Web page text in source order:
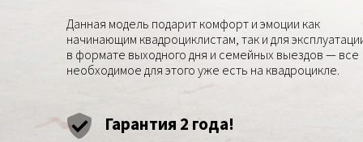
Данная модель подарит комфорт и эмоции как
начинающим квадроциклистам, так и для
в формате выходного дня и семейных выездов — все
необходимое для этого уже есть на квадроцикле.
Гарантия 2 года!